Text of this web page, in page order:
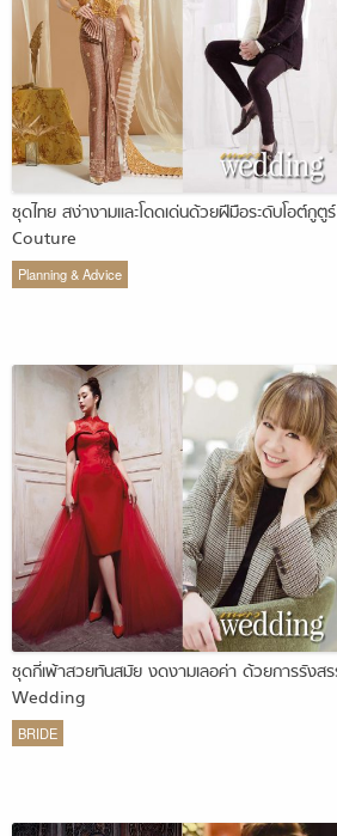
ชุดไทย สง่างามและโดดเด่นด้วยฝีมือระดับโอต์กู
Couture
Planning & Advice
ชุดกี่เพ้าสวยทันสมัย งดงามเลอค่า ด้วยการรัง
Wedding
BRIDE